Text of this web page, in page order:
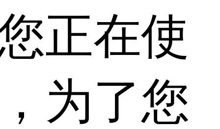
正在使
为了您